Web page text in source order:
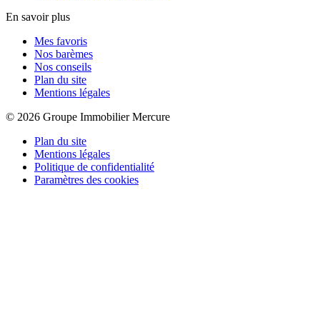
En savoir plus
Mes favoris
Nos barèmes
Nos conseils
Plan du site
Mentions légales
© 2026 Groupe Immobilier Mercure
Plan du site
Mentions légales
Politique de confidentialité
Paramètres des cookies